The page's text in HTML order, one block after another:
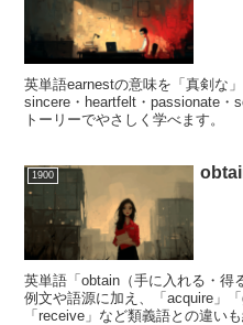
英単語earnestの意味を「真剣な
sincere・heartfelt・passionate・
トーリーでやさしく学べます。
1900
英単語「obtain（手に入れる・得
例文や語源に加え、「acquire」
「receive」など類義語との違い